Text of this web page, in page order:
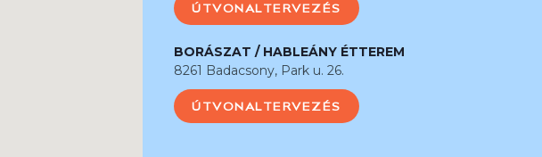
ÚTVONALTERVEZÉS
BORÁSZAT / HABLEÁNY ÉTTEREM
8261 Badacsony, Park u. 26.
ÚTVONALTERVEZÉS